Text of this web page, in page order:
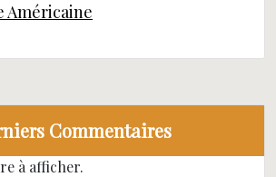
Commentaires
à afficher.